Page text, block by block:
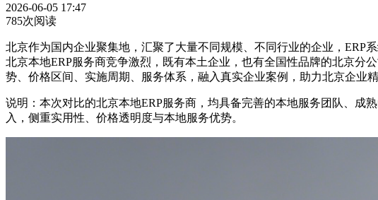
2026-06-05 17:47
785次阅读
北京作为国内企业聚集地，汇聚了大量不同规模、不同行业的企业，ERP
北京本地ERP服务商竞争激烈，既有本土企业，也有全国性品牌的北京分
势、价格区间、实施周期、服务体系，融入真实企业案例，助力北京企业
说明：本次对比的北京本地ERP服务商，均具备完善的本地服务团队、成
入，侧重实用性、价格透明度与本地服务优势。